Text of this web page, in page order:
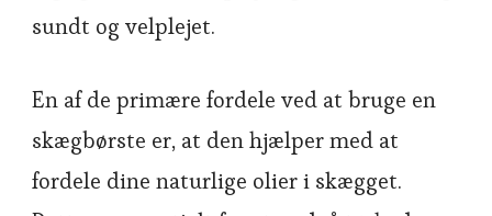
sundt og velplejet.
En af de primære fordele ved at bruge en
skægbørste er, at den hjælper med at
fordele dine naturlige olier i skægget.